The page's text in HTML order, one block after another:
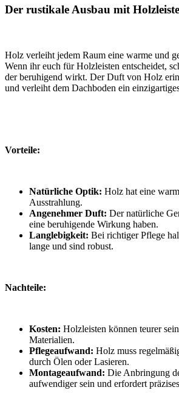
Der rustikale Ausbau mit
Holz verleiht jedem Raum eine warme und
Wenn ihr euch für Holzleisten entscheidet,
der beruhigend wirkt. Der Duft von Holz
und verleiht dem Dachboden ein
Vorteile:
Natürliche Optik: Holz hat eine
Ausstrahlung.
Angenehmer Duft: Der natürliche
eine beruhigende Wirkung haben.
Langlebigkeit: Bei richtiger Pflege
lange und sind robust.
Nachteile:
Kosten: Holzleisten können teurer
Materialien.
Pflegeaufwand: Holz muss
durch Ölen oder Lasieren.
Montageaufwand: Die Anbringung
aufwendiger sein und erfordert